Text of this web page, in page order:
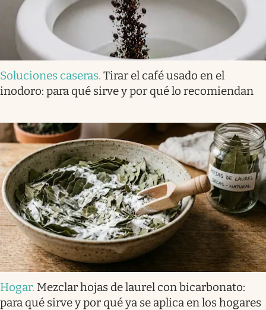
Soluciones caseras. Tirar el café usado en el
inodoro: para qué sirve y por qué lo recomiendan
Hogar. Mezclar hojas de laurel con bicarbonato:
para qué sirve y por qué ya se aplica en los hogares